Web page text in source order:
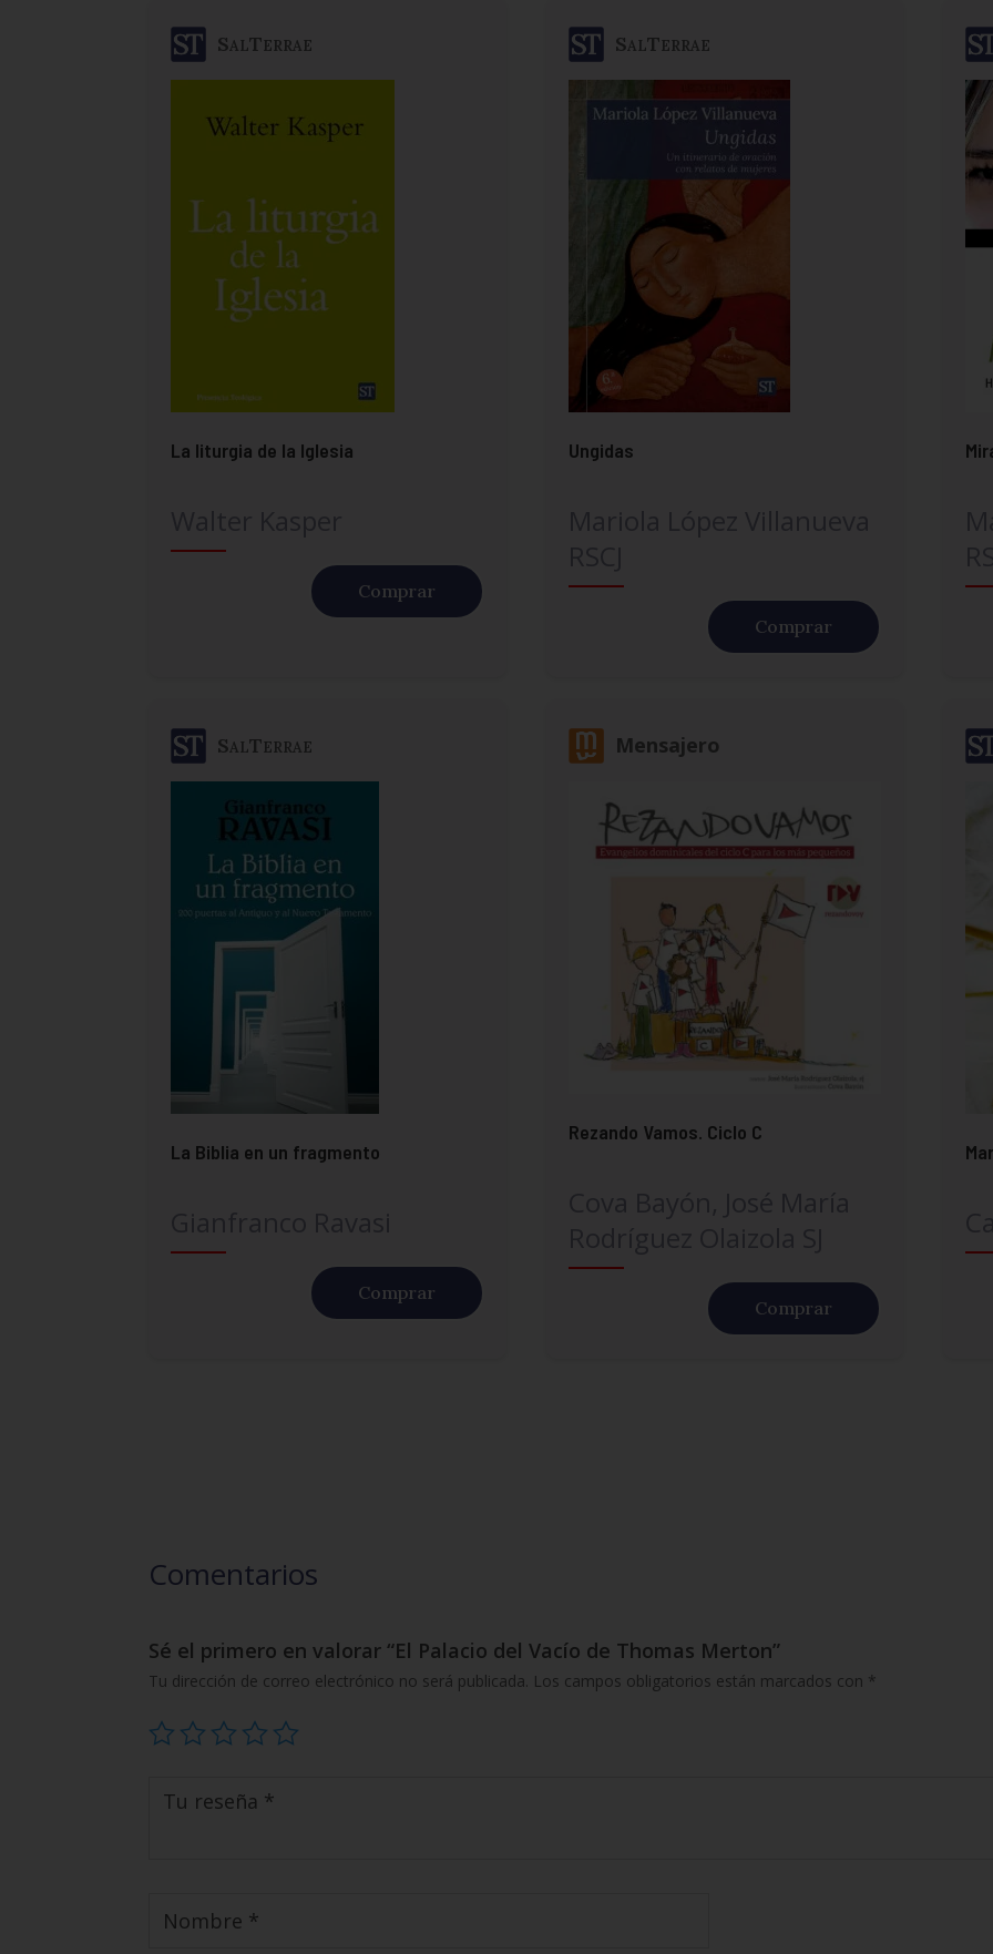
SalTerrae
La liturgia de la Iglesia
Comprar
SalTerrae
Ungidas
Comprar
SalTerrae
La Biblia en un fragmento
Comprar
Mensajero
Rezando Vamos. Ciclo C
Comprar
Comentarios
Sé el primero en valorar “El Palacio del Vacío de Thomas Merton”
Tu dirección de correo electrónico no será publicada. Los campos obligatorios están marcados con *